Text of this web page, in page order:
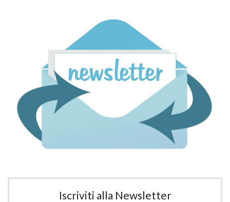
Iscriviti alla Newsletter